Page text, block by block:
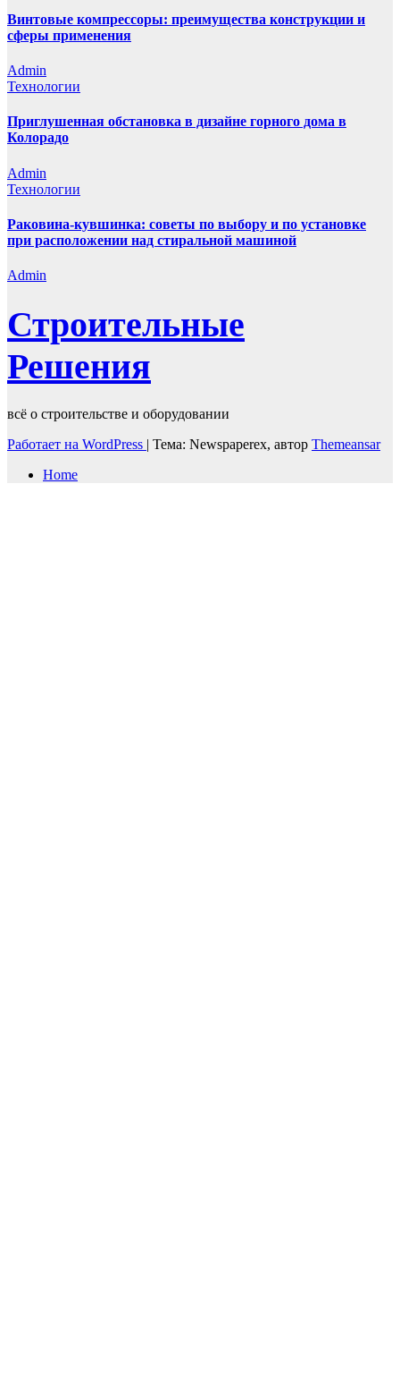
Винтовые компрессоры: преимущества конструкции и
сферы применения
Admin
Технологии
Приглушенная обстановка в дизайне горного дома в
Колорадо
Admin
Технологии
Раковина-кувшинка: советы по выбору и по установке
при расположении над стиральной машиной
Admin
Строительные
Решения
всё о строительстве и оборудовании
Работает на WordPress | Тема: Newspaperex, автор Themeansar
Home